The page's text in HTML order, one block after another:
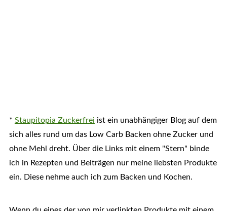
* Staupitopia Zuckerfrei ist ein unabhängiger Blog auf dem
sich alles rund um das Low Carb Backen ohne Zucker und
ohne Mehl dreht. Über die Links mit einem "Stern" binde
ich in Rezepten und Beiträgen nur meine liebsten Produkte
ein. Diese nehme auch ich zum Backen und Kochen.